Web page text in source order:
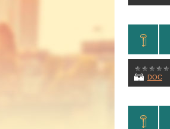
DOC